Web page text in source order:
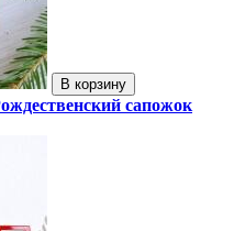
В корзину
сапожок